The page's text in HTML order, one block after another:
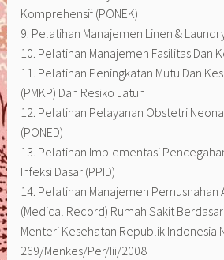
Komprehensif (PONEK)
9. Pelatihan Manajemen Linen &
10. Pelatihan Manajemen Fasilitas Dan
11. Pelatihan Peningkatan Mutu Dan
(PMKP) Dan Resiko Jatuh
12. Pelatihan Pelayanan Obstetri
(PONED)
13. Pelatihan Implementasi
Infeksi Dasar (PPID)
14. Pelatihan Manajemen Pemusnahan
(Medical Record) Rumah Sakit
Menteri Kesehatan Republik Indonesia
269/Menkes/Per/Iii/2008